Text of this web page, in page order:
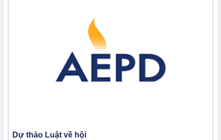
Dự thảo Luật về hội